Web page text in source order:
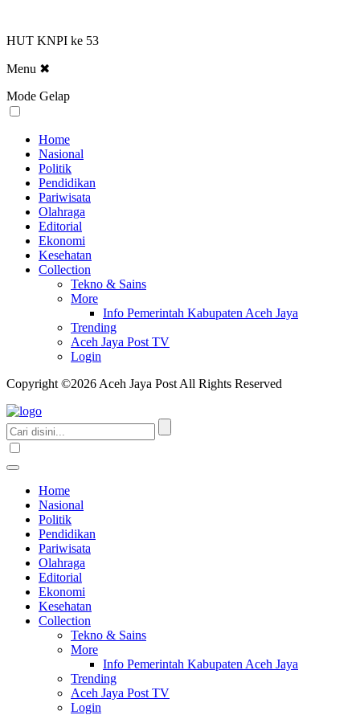
HUT KNPI ke 53
Menu ✖
Mode Gelap
Home
Nasional
Politik
Pendidikan
Pariwisata
Olahraga
Editorial
Ekonomi
Kesehatan
Collection
Tekno & Sains
More
Info Pemerintah Kabupaten Aceh Jaya
Trending
Aceh Jaya Post TV
Login
Copyright ©2026 Aceh Jaya Post All Rights Reserved
Home
Nasional
Politik
Pendidikan
Pariwisata
Olahraga
Editorial
Ekonomi
Kesehatan
Collection
Tekno & Sains
More
Info Pemerintah Kabupaten Aceh Jaya
Trending
Aceh Jaya Post TV
Login